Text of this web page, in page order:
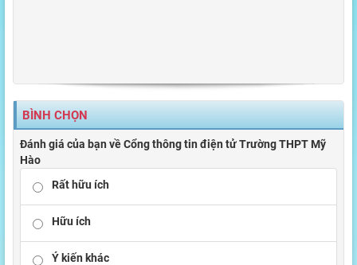
BÌNH CHỌN
Đánh giá của bạn về Cổng thông tin điện tử Trường THPT Mỹ
Hào
Rất hữu ích
Hữu ích
Ý kiến khác